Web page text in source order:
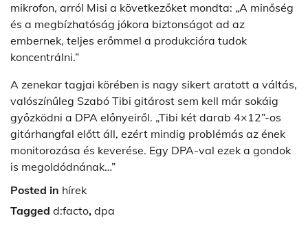
mikrofon, arról Misi a következőket mondta: „A minőség
és a megbízhatóság jókora biztonságot ad az
embernek, teljes erőmmel a produkcióra tudok
koncentrálni.”
A zenekar tagjai körében is nagy sikert aratott a váltás,
valószínűleg Szabó Tibi gitárost sem kell már sokáig
győzködni a DPA előnyeiről. „Tibi két darab 4×12”-os
gitárhangfal előtt áll, ezért mindig problémás az ének
monitorozása és keverése. Egy DPA-val ezek a gondok
is megoldódnának…”
Posted in hírek
Tagged d:facto, dpa